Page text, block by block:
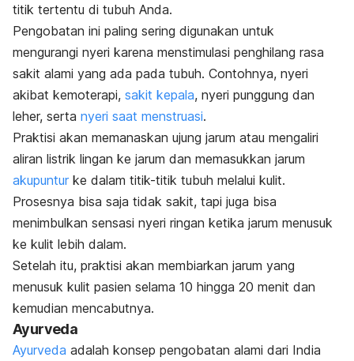
titik tertentu di tubuh Anda.
Pengobatan ini paling sering digunakan untuk
mengurangi nyeri karena menstimulasi penghilang rasa
sakit alami yang ada pada tubuh. Contohnya, nyeri
akibat kemoterapi, sakit kepala, nyeri punggung dan
leher, serta nyeri saat menstruasi.
Praktisi akan memanaskan ujung jarum atau mengaliri
aliran listrik lingan ke jarum dan memasukkan jarum
akupuntur ke dalam titik-titik tubuh melalui kulit.
Prosesnya bisa saja tidak sakit, tapi juga bisa
menimbulkan sensasi nyeri ringan ketika jarum menusuk
ke kulit lebih dalam.
Setelah itu, praktisi akan membiarkan jarum yang
menusuk kulit pasien selama 10 hingga 20 menit dan
kemudian mencabutnya.
Ayurveda
Ayurveda adalah konsep pengobatan alami dari India